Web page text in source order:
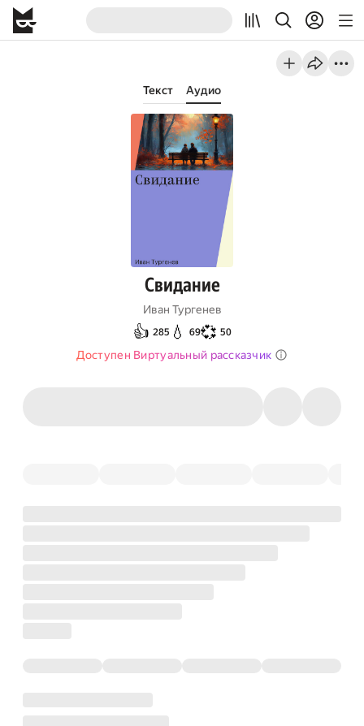
Текст Аудио
Свидание
Иван Тургенев
👍 285 💧 69💞 50
Доступен Виртуальный рассказчик